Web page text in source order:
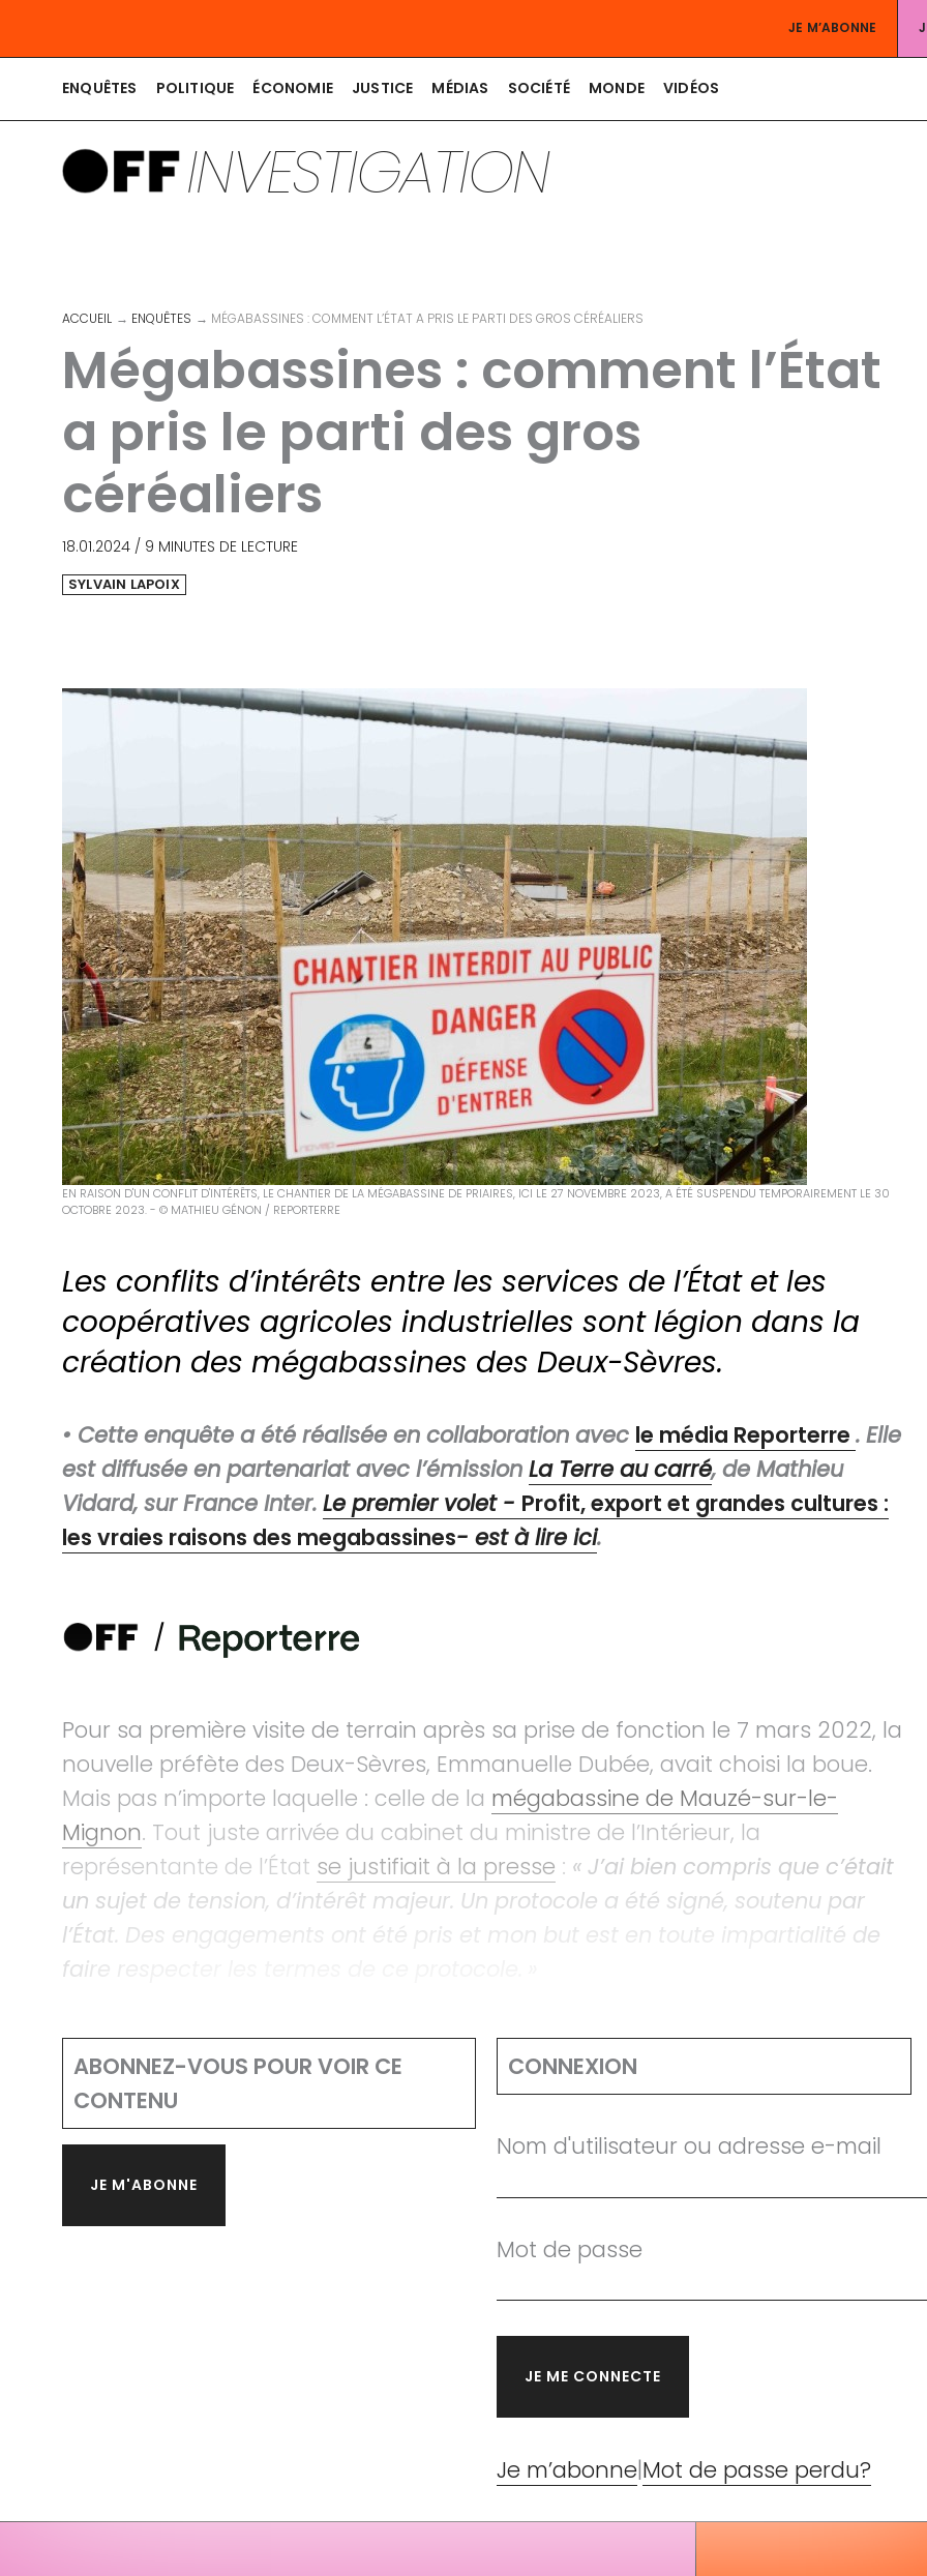
au
contenu
JE M’ABONNE
ENQUÊTES POLITIQUE ÉCONOMIE JUSTICE MÉDIAS SOCIÉTÉ MONDE VIDÉOS
INVESTIGATION
ACCUEIL ENQUÊTES MÉGABASSINES : COMMENT L’ÉTAT A PRIS LE PARTI DES GROS CÉRÉALIERS
Mégabassines : comment l’État
a pris le parti des gros
céréaliers
18.01.2024 / 9 MINUTES DE LECTURE
SYLVAIN LAPOIX
EN RAISON D'UN CONFLIT D'INTÉRÊTS, LE CHANTIER DE LA MÉGABASSINE DE PRIAIRES, ICI LE 27 NOVEMBRE 2023, A ÉTÉ SUSPENDU TEMPORAIREMENT LE 30
OCTOBRE 2023. - © MATHIEU GÉNON / REPORTERRE
Les conflits d’intérêts entre les services de l’État et les
coopératives agricoles industrielles sont légion dans la
création des mégabassines des Deux-Sèvres.
• Cette enquête a été réalisée en collaboration avec le média Reporterre . Elle
est diffusée en partenariat avec l’émission La Terre au carré, de Mathieu
Vidard, sur France Inter. Le premier volet - Profit, export et grandes cultures :
les vraies raisons des megabassines- est à lire ici.
Pour sa première visite de terrain après sa prise de fonction le 7 mars 2022, la
nouvelle préfète des Deux-Sèvres, Emmanuelle Dubée, avait choisi la boue.
Mais pas n’importe laquelle : celle de la mégabassine de Mauzé-sur-le-
Mignon. Tout juste arrivée du cabinet du ministre de l’Intérieur, la
représentante de l’État se justifiait à la presse : « J’ai bien compris que c’était
un sujet de tension, d’intérêt majeur. Un protocole a été signé, soutenu par
l’État. Des engagements ont été pris et mon but est en toute impartialité de
faire respecter les termes de ce protocole.
ABONNEZ-VOUS POUR VOIR CE
CONTENU
JE M'ABONNE
CONNEXION
Nom d'utilisateur ou adresse e-mail
Mot de passe
Je m’abonne|Mot de passe perdu?